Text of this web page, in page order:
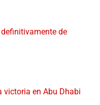
de
victoria en Abu Dhabi